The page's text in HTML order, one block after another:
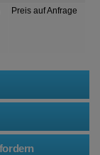
Preis auf Anfrage